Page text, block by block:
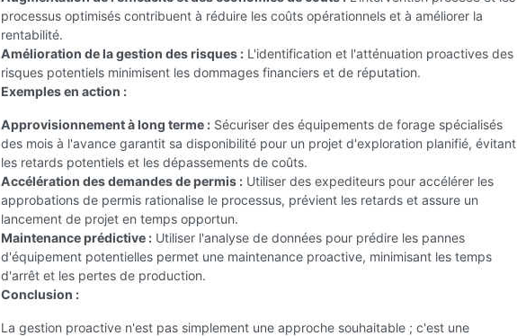
processus optimisés contribuent à réduire les coûts opérationnels et à améliorer la
rentabilité.
Amélioration de la gestion des risques : L'identification et l'atténuation proactives des
risques potentiels minimisent les dommages financiers et de réputation.
Exemples en action :
Approvisionnement à long terme : Sécuriser des équipements de forage spécialisés
des mois à l'avance garantit sa disponibilité pour un projet d'exploration planifié, évitant
les retards potentiels et les dépassements de coûts.
Accélération des demandes de permis : Utiliser des expediteurs pour accélérer les
approbations de permis rationalise le processus, prévient les retards et assure un
lancement de projet en temps opportun.
Maintenance prédictive : Utiliser l'analyse de données pour prédire les pannes
d'équipement potentielles permet une maintenance proactive, minimisant les temps
d'arrêt et les pertes de production.
Conclusion :
La gestion proactive n'est pas simplement une approche souhaitable ; c'est une